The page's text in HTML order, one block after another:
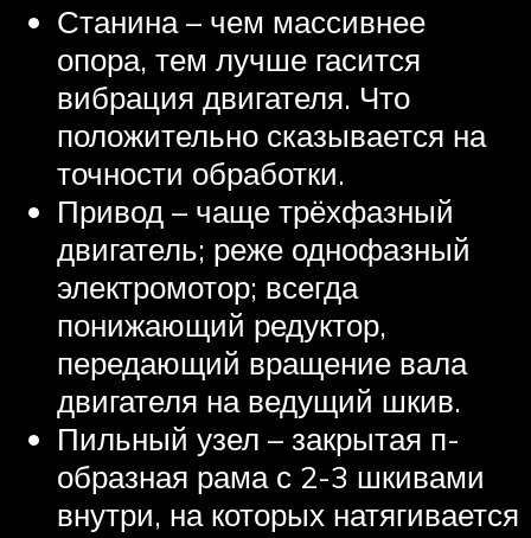
Станина – чем массивнее
опора, тем лучше гасится
вибрация двигателя. Что
положительно сказывается на
точности обработки.
Привод – чаще трёхфазный
двигатель; реже однофазный
электромотор; всегда
понижающий редуктор,
передающий вращение вала
двигателя на ведущий шкив.
Пильный узел – закрытая п-
образная рама с 2-3 шкивами
внутри, на которых натягивается